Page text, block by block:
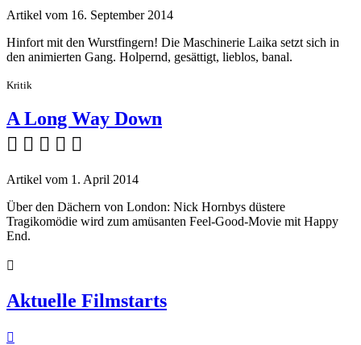
Artikel vom 16. September 2014
Hinfort mit den Wurstfingern! Die Maschinerie Laika setzt sich in
den animierten Gang. Holpernd, gesättigt, lieblos, banal.
Kritik
A Long Way Down
    
Artikel vom 1. April 2014
Über den Dächern von London: Nick Hornbys düstere
Tragikomödie wird zum amüsanten Feel-Good-Movie mit Happy
End.

Aktuelle Filmstarts
